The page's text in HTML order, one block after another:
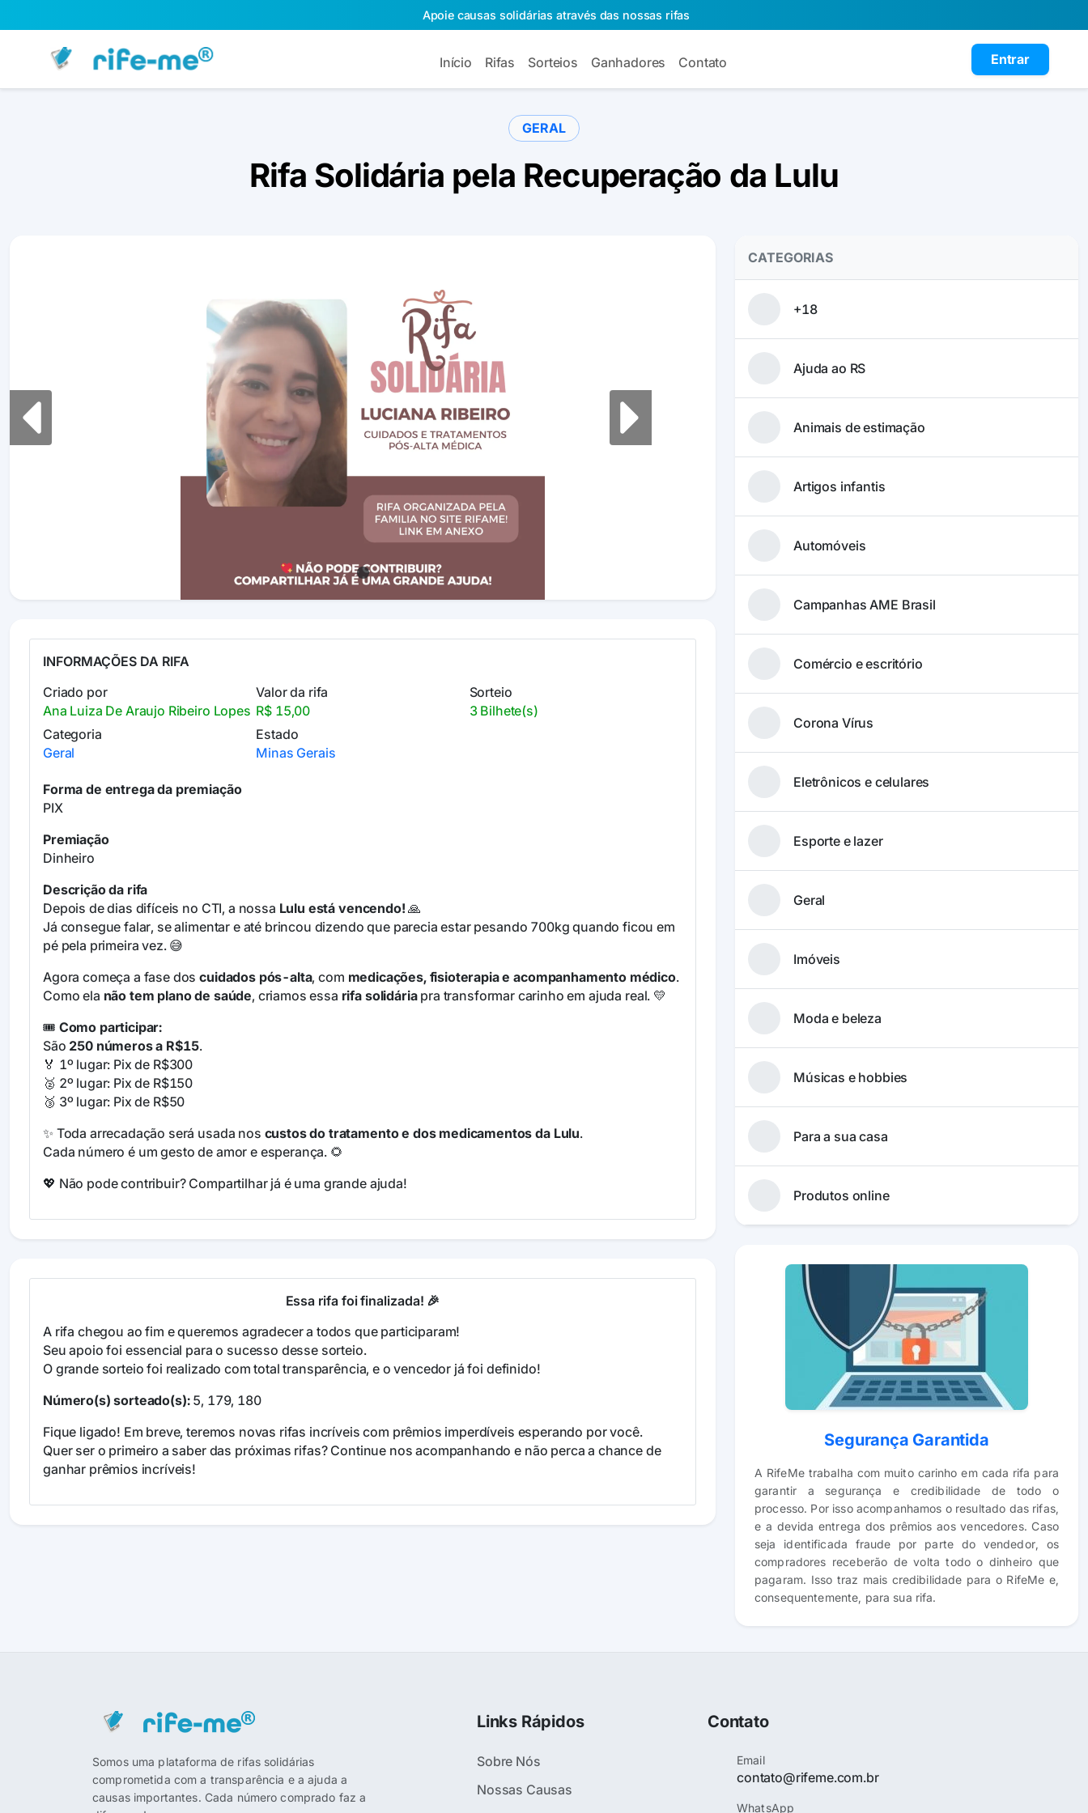
Apoie causas solidárias através das nossas rifas
Início Rifas Sorteios Ganhadores Contato Entrar
GERAL
Rifa Solidária pela Recuperação da Lulu
Previous Next
INFORMAÇÕES DA RIFA
Criado por
Ana Luiza De Araujo Ribeiro Lopes
Valor da rifa
R$ 15,00
Sorteio
3 Bilhete(s)
Categoria
Geral
Estado
Minas Gerais
Forma de entrega da premiação
PIX
Premiação
Dinheiro
Descrição da rifa
Depois de dias difíceis no CTI, a nossa Lulu está vencendo! 🙏
Já consegue falar, se alimentar e até brincou dizendo que parecia estar pesando 700kg quando ficou em
pé pela primeira vez. 😅
Agora começa a fase doscuidados pós-alta, com medicações, fisioterapia e acompanhamento médico.
Como ela não tem plano de saúde, criamos essa rifa solidáriapra transformar carinho em ajuda real. 💛
🎟️ Como participar:
São 250 números a R$15.
🏅 1º lugar: Pix de R$300
🥈 2º lugar: Pix de R$150
🥉 3º lugar: Pix de R$50
✨ Toda arrecadação será usada nos custos do tratamento e dos medicamentos da Lulu.
Cada número é um gesto de amor e esperança. 🌻
💖 Não pode contribuir? Compartilhar já é uma grande ajuda!
Essa rifa foi finalizada! 🎉
A rifa chegou ao fim e queremos agradecer a todos que participaram!
Seu apoio foi essencial para o sucesso desse sorteio.
O grande sorteio foi realizado com total transparência, e o vencedor já foi definido!
Número(s) sorteado(s):5, 179, 180
Fique ligado! Em breve, teremos novas rifas incríveis com prêmios imperdíveis esperando por você.
Quer ser o primeiro a saber das próximas rifas? Continue nos acompanhando e não perca a chance de
ganhar prêmios incríveis!
CATEGORIAS
+18
Ajuda ao RS
Animais de estimação
Artigos infantis
Automóveis
Campanhas AME Brasil
Comércio e escritório
Corona Vírus
Eletrônicos e celulares
Esporte e lazer
Geral
Imóveis
Moda e beleza
Músicas e hobbies
Para a sua casa
Produtos online
Segurança Garantida
A RifeMe trabalha com muito carinho em cada rifa para
garantir a segurança e credibilidade de todo o
processo. Por isso acompanhamos o resultado das rifas,
e a devida entrega dos prêmios aos vencedores. Caso
seja identificada fraude por parte do vendedor, os
compradores receberão de volta todo o dinheiro que
pagaram. Isso traz mais credibilidade para o RifeMe e,
consequentemente, para sua rifa.
Somos uma plataforma de rifas solidárias
comprometida com a transparência e a ajuda a
causas importantes. Cada número comprado faz a
Links Rápidos
Sobre Nós
Nossas Causas
Contato
Email
contato@rifeme.com.br
WhatsApp